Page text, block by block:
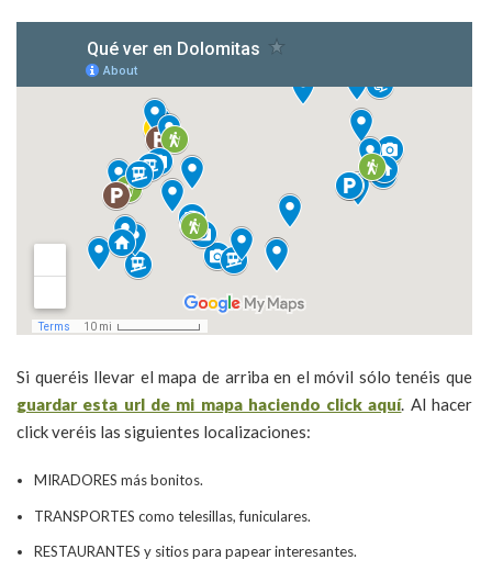
Si queréis llevar el mapa de arriba en el móvil sólo tenéis que
guardar esta url de mi mapa haciendo click aquí. Al hacer
click veréis las siguientes localizaciones:
MIRADORES más bonitos.
TRANSPORTES como telesillas, funiculares.
RESTAURANTES y sitios para papear interesantes.